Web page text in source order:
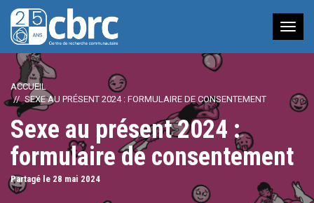
à
ACCUEIL
SEXE AU PRÉSENT 2024 : FORMULAIRE DE CONSENTEMENT
Sexe au présent 2024 :
formulaire de consentement
Partagé le 28 mai 2024